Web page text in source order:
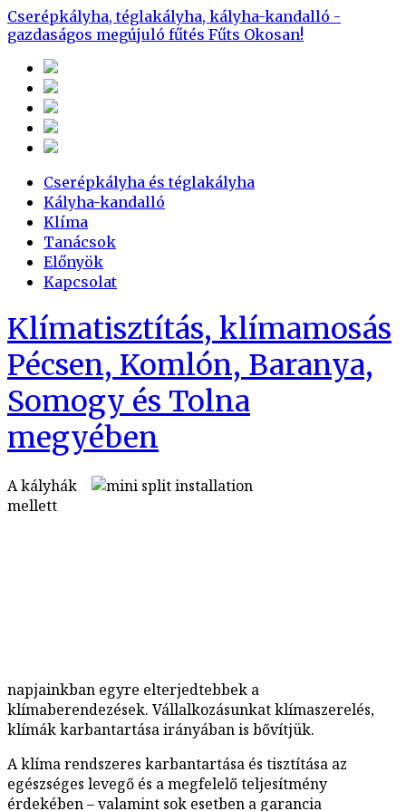
Cserépkályha, téglakályha, kályha-kandalló -
gazdaságos megújuló fűtés Fűts Okosan!
Cserépkályha és téglakályha
Kályha-kandalló
Klíma
Tanácsok
Előnyök
Kapcsolat
Klímatisztítás, klímamosás
Pécsen, Komlón, Baranya,
Somogy és Tolna
megyében
A kályhák
mellett
napjainkban egyre elterjedtebbek a
klímaberendezések. Vállalkozásunkat klímaszerelés,
klímák karbantartása irányában is bővítjük.
A klíma rendszeres karbantartása és tisztítása az
egészséges levegő és a megfelelő teljesítmény
érdekében – valamint sok esetben a garancia